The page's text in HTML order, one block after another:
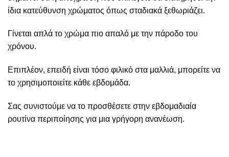
ίδια κατεύθυνση χρώματος όπως σταδιακά ξεθωριάζει.
Γίνεται απλά το χρώμα πιο απαλό με την πάροδο του
χρόνου.
Επιπλέον, επειδή είναι τόσο φιλικό στα μαλλιά, μπορείτε να
το χρησιμοποιείτε κάθε εβδομάδα.
Σας συνιστούμε να το προσθέσετε στην εβδομαδιαία
ρουτίνα περιποίησης για μια γρήγορη ανανέωση.